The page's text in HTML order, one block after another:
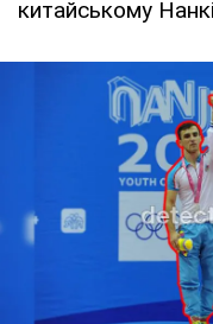
китайському